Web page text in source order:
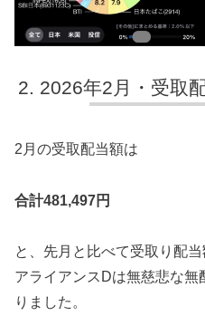
2026年2月・受取
2月の受取配当額は
合計481,497円
と、先月と比べて受取り配
アライアンスDは無慈悲な無
りました。